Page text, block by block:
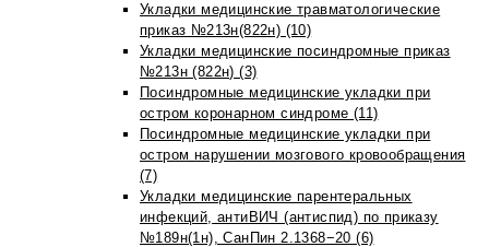
Укладки медицинские травматологические
приказ №213н(822н) (10)
Укладки медицинские посиндромные приказ
№213н (822н) (3)
Посиндромные медицинские укладки при
остром коронарном синдроме (11)
Посиндромные медицинские укладки при
остром нарушении мозгового кровообращения
(7)
Укладки медицинские парентеральных
инфекций, антиВИЧ (антиспид) по приказу
№189н(1н), СанПин 2.1368−20 (6)